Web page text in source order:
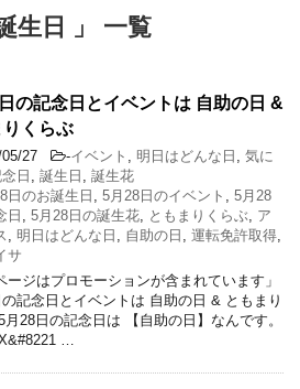
生日 」 一覧
の記念日とイベントは 自助の日 &
りくらぶ
27 -イベント 明日はどんな日
気に
日 誕生日
誕生花
日のお誕生日
5月28日のイベント
5月28
日
5月28日の誕生花 ともまりくらぶ ア
明日はどんな日 自助の日 運転免許取得
サ
ジはプロモーションが含まれています」
記念日とイベントは 自助の日 & ともまり
月28日の記念日は 【自助の日】なんです。
…